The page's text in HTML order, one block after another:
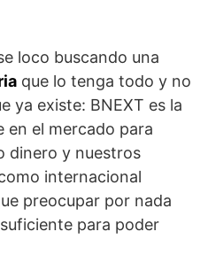
loco buscando una
que lo tenga todo y no
ya existe: BNEXT es la
en el mercado para
dinero y nuestros
internacional
preocupar por nada
para poder